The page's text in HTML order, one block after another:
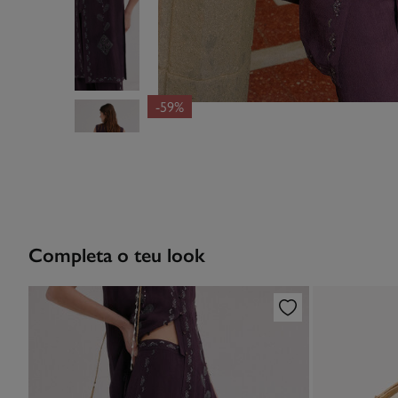
-59%
Completa o teu look